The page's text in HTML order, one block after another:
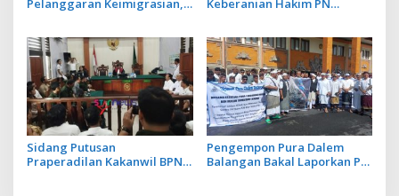
Pelanggaran Keimigrasian,
Keberanian Hakim PN
Saputra
Sidang Putusan
Praperadilan Kakanwil BPN
Pengempon Pura Dalem
Balangan Bakal Laporkan PH